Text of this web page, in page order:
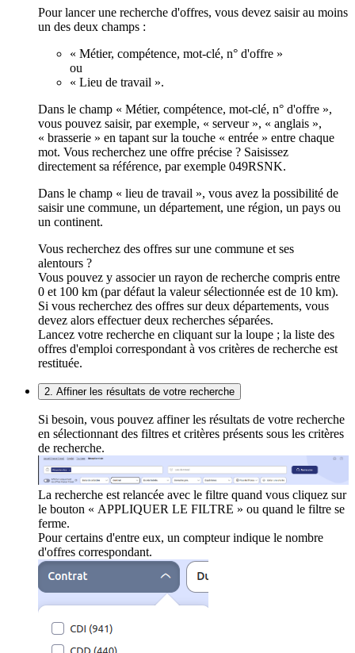
Pour lancer une recherche d'offres, vous devez saisir au moins
un des deux champs :
« Métier, compétence, mot-clé, n° d'offre »
ou
« Lieu de travail ».
Dans le champ « Métier, compétence, mot-clé, n° d'offre »,
vous pouvez saisir, par exemple, « serveur », « anglais »,
« brasserie » en tapant sur la touche « entrée » entre chaque
mot. Vous recherchez une offre précise ? Saisissez
directement sa référence, par exemple 049RSNK.
Dans le champ « lieu de travail », vous avez la possibilité de
saisir une commune, un département, une région, un pays ou
un continent.
Vous recherchez des offres sur une commune et ses
alentours ?
Vous pouvez y associer un rayon de recherche compris entre
0 et 100 km (par défaut la valeur sélectionnée est de 10 km).
Si vous recherchez des offres sur deux départements, vous
devez alors effectuer deux recherches séparées.
Lancez votre recherche en cliquant sur la loupe ; la liste des
offres d'emploi correspondant à vos critères de recherche est
restituée.
2. Affiner les résultats de votre recherche
Si besoin, vous pouvez affiner les résultats de votre recherche
en sélectionnant des filtres et critères présents sous les critères
de recherche.
La recherche est relancée avec le filtre quand vous cliquez sur
le bouton « APPLIQUER LE FILTRE » ou quand le filtre se
ferme.
Pour certains d'entre eux, un compteur indique le nombre
d'offres correspondant.